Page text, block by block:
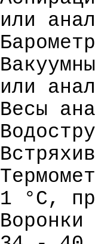
или
Барометр
или
Весы
1 °С,
Воронки